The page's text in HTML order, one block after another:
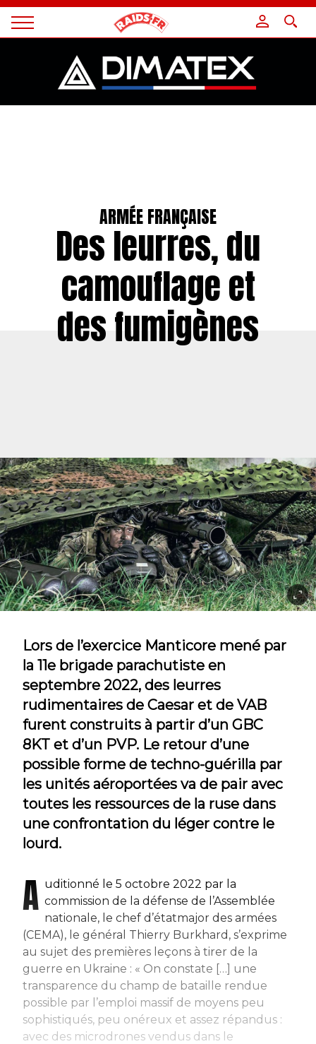
Magazine
ARMÉE FRANÇAISE
Des leurres, du
camouflage et
des fumigènes
Lors de l’exercice Manticore mené par
la 11e brigade parachutiste en
septembre 2022, des leurres
rudimentaires de Caesar et de VAB
furent construits à partir d’un GBC
8KT et d’un PVP. Le retour d’une
possible forme de techno-guérilla par
les unités aéroportées va de pair avec
toutes les ressources de la ruse dans
une confrontation du léger contre le
lourd.
A uditionné le 5 octobre 2022 par la
commission de la défense de l’Assemblée
nationale, le chef d’étatmajor des armées
(CEMA), le général Thierry Burkhard, s’exprime
au sujet des premières leçons à tirer de la
guerre en Ukraine : « On constate […] une
transparence du champ de bataille rendue
possible par l’emploi massif de moyens peu
sophistiqués, peu onéreux et assez répandus :
avec des microdrones vendus dans le
Panneau de gestion des cookies